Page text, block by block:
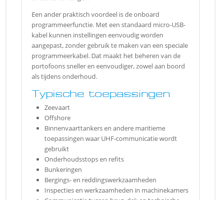
Een ander praktisch voordeel is de onboard
programmeerfunctie. Met een standaard micro-USB-
kabel kunnen instellingen eenvoudig worden
aangepast, zonder gebruik te maken van een speciale
programmeerkabel. Dat maakt het beheren van de
portofoons sneller en eenvoudiger, zowel aan boord
als tijdens onderhoud.
Typische toepassingen
Zeevaart
Offshore
Binnenvaarttankers en andere maritieme
toepassingen waar UHF-communicatie wordt
gebruikt
Onderhoudsstops en refits
Bunkeringen
Bergings- en reddingswerkzaamheden
Inspecties en werkzaamheden in machinekamers